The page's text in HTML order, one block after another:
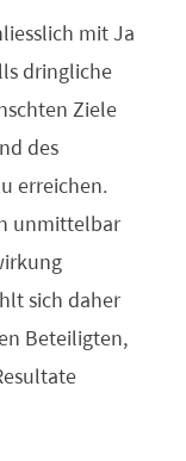
mit Ja
dringliche
Ziele
des
erreichen.
unmittelbar
sich daher
Beteiligten,